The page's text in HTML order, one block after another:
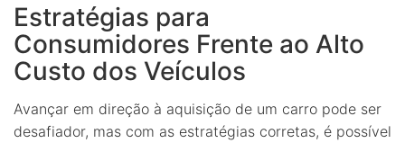
Estratégias para
Consumidores Frente ao Alto
Custo dos Veículos
Avançar em direção à aquisição de um carro pode ser
desafiador, mas com as estratégias corretas, é possível